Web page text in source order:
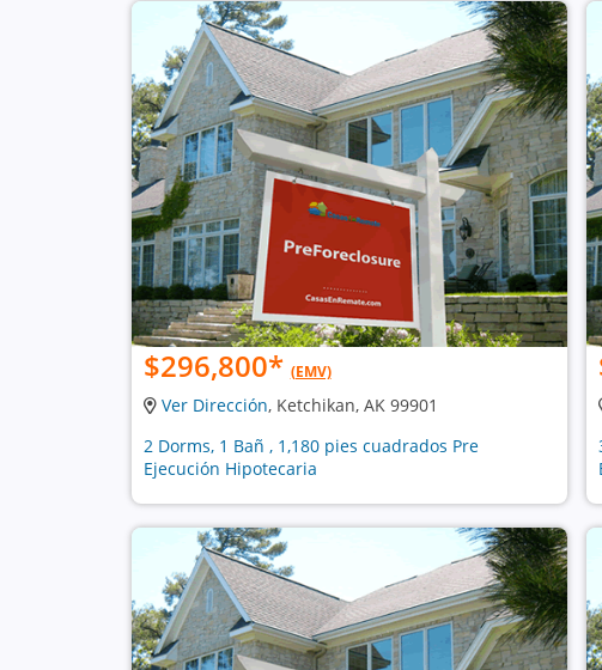
$296,800* (EMV)
Ver Dirección, Ketchikan, AK 99901
2 Dorms, 1 Bañ , 1,180 pies cuadrados Pre
Ejecución Hipotecaria